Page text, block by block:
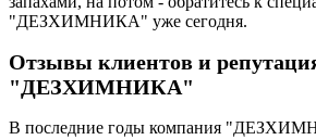
"ДЕЗХИМНИКА" уже сегодня.
Отзывы клиентов и
"ДЕЗХИМНИКА"
В последние годы компания